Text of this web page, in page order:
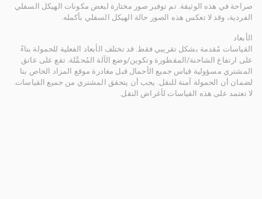
صراحة في هذه الوثيقة. تم توفير صور مختارة لبعض مكونات الهيكل السفلي
الفردية، وقد لا تعكس هذه الصور حالة الهيكل السفلي بأكمله.
الأبعاد
القياسات مُقدمة بشكل تقريبي فقط. قد تختلف الأبعاد الفعلية للحمولة بناءً
على ارتفاع الشاحنة/المقطورة وتكوين/وضع الآلة المُحمَّلة. تقع على عاتق
المشتري مسؤولية قياس جميع الأحمال قبل مغادرة موقع المزاد الخاص بنا
لضمان أن الحمولة آمنة للنقل. يجب أن يتحقق المشتري من جميع القياسات.
لا تعتمد على هذه القياسات لأغراض النقل.